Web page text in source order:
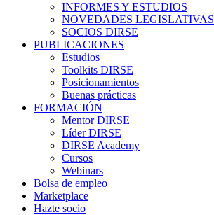
INFORMES Y ESTUDIOS
NOVEDADES LEGISLATIVAS
SOCIOS DIRSE
PUBLICACIONES
Estudios
Toolkits DIRSE
Posicionamientos
Buenas prácticas
FORMACIÓN
Mentor DIRSE
Líder DIRSE
DIRSE Academy
Cursos
Webinars
Bolsa de empleo
Marketplace
Hazte socio